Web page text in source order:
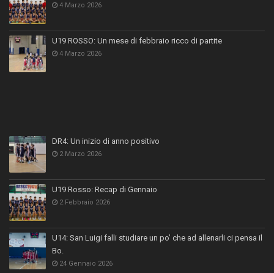
4 Marzo 2026
U19 ROSSO: Un mese di febbraio ricco di partite
4 Marzo 2026
DR4: Un inizio di anno positivo
2 Marzo 2026
U19 Rosso: Recap di Gennaio
2 Febbraio 2026
U14: San Luigi falli studiare un po’ che ad allenarli ci pensa il
Bo.
24 Gennaio 2026